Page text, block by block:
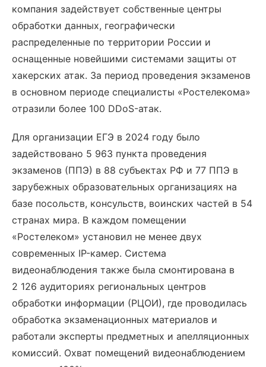
компания задействует собственные центры
обработки данных, географически
распределенные по территории России и
оснащенные новейшими системами защиты от
хакерских атак. За период проведения экзаменов
в основном периоде специалисты «Ростелекома»
отразили более 100 DDoS-атак.
Для организации ЕГЭ в 2024 году было
задействовано 5 963 пункта проведения
экзаменов (ППЭ) в 88 субъектах РФ и 77 ППЭ в
зарубежных образовательных организациях на
базе посольств, консульств, воинских частей в 54
странах мира. В каждом помещении
«Ростелеком» установил не менее двух
современных IP-камер. Система
видеонаблюдения также была смонтирована в
2 126 аудиториях региональных центров
обработки информации (РЦОИ), где проводилась
обработка экзаменационных материалов и
работали эксперты предметных и апелляционных
комиссий. Охват помещений видеонаблюдением